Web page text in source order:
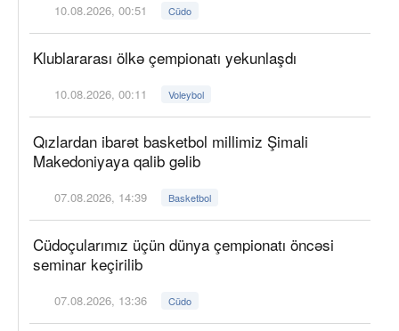
10.08.2026, 00:51 Cüdo
Klublararası ölkə çempionatı yekunlaşdı
10.08.2026, 00:11 Voleybol
Qızlardan ibarət basketbol millimiz Şimali
Makedoniyaya qalib gəlib
07.08.2026, 14:39 Basketbol
Cüdoçularımız üçün dünya çempionatı öncəsi
seminar keçirilib
07.08.2026, 13:36 Cüdo